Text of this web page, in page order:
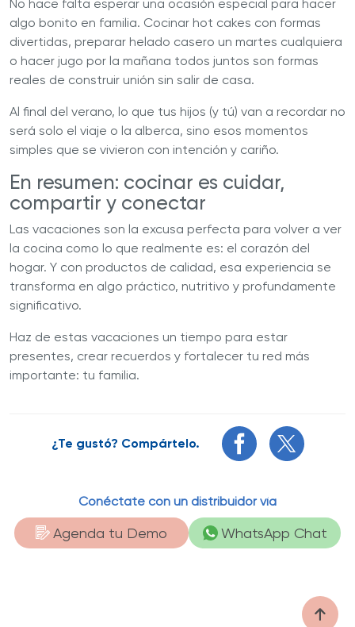
No hace falta esperar una ocasión especial para hacer
algo bonito en familia. Cocinar hot cakes con formas
divertidas, preparar helado casero un martes cualquiera
o hacer jugo por la mañana todos juntos son formas
reales de construir unión sin salir de casa.
Al final del verano, lo que tus hijos (y tú) van a recordar no
será solo el viaje o la alberca, sino esos momentos
simples que se vivieron con intención y cariño.
En resumen: cocinar es cuidar,
compartir y conectar
Las vacaciones son la excusa perfecta para volver a ver
la cocina como lo que realmente es: el corazón del
hogar. Y con productos de calidad, esa experiencia se
transforma en algo práctico, nutritivo y profundamente
significativo.
Haz de estas vacaciones un tiempo para estar
presentes, crear recuerdos y fortalecer tu red más
importante: tu familia.
¿Te gustó? Compártelo.
Conéctate con un distribuidor vía
Agenda tu Demo WhatsApp Chat